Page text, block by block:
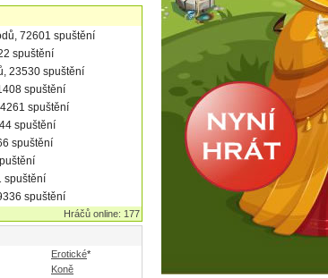
72601 spuštění
spuštění
23530 spuštění
spuštění
spuštění
spuštění
spuštění
spuštění
spuštění
Hráčů online: 177
Erotické*
Koně